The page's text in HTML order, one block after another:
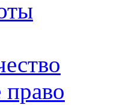
право